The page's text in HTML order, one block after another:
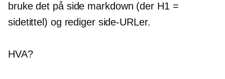
bruke det på side markdown (der H1 =
sidetittel) og rediger side-URLer.
HVA?